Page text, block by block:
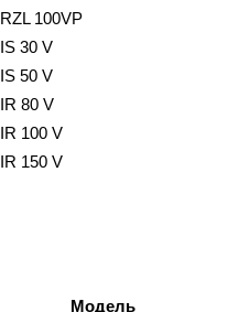
RZL 100VP
IS 30 V
IS 50 V
IR 80 V
IR 100 V
IR 150 V
Модель